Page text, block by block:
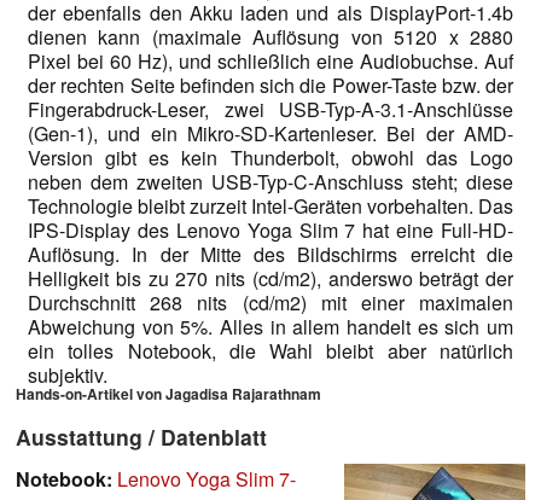
der ebenfalls den Akku laden und als DisplayPort-1.4b
dienen kann (maximale Auflösung von 5120 x 2880
Pixel bei 60 Hz), und schließlich eine Audiobuchse. Auf
der rechten Seite befinden sich die Power-Taste bzw. der
Fingerabdruck-Leser, zwei USB-Typ-A-3.1-Anschlüsse
(Gen-1), und ein Mikro-SD-Kartenleser. Bei der AMD-
Version gibt es kein Thunderbolt, obwohl das Logo
neben dem zweiten USB-Typ-C-Anschluss steht; diese
Technologie bleibt zurzeit Intel-Geräten vorbehalten. Das
IPS-Display des Lenovo Yoga Slim 7 hat eine Full-HD-
Auflösung. In der Mitte des Bildschirms erreicht die
Helligkeit bis zu 270 nits (cd/m2), anderswo beträgt der
Durchschnitt 268 nits (cd/m2) mit einer maximalen
Abweichung von 5%. Alles in allem handelt es sich um
ein tolles Notebook, die Wahl bleibt aber natürlich
subjektiv.
Hands-on-Artikel von Jagadisa Rajarathnam
Ausstattung / Datenblatt
Notebook: Lenovo Yoga Slim 7-